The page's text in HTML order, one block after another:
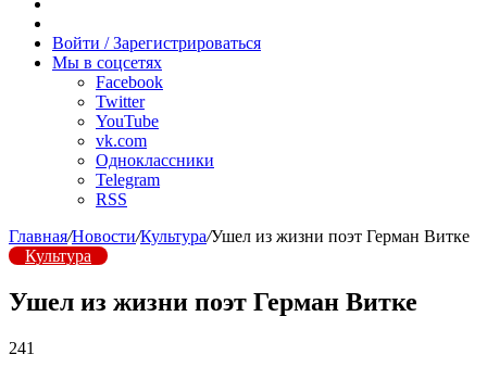
радио
Войти / Зарегистрироваться
Мы в соцсетях
Facebook
Twitter
YouTube
vk.com
Одноклассники
Telegram
RSS
Главная/Новости/Культура/Ушел из жизни поэт Герман Витке
Культура
Ушел из жизни поэт Герман Витке
241